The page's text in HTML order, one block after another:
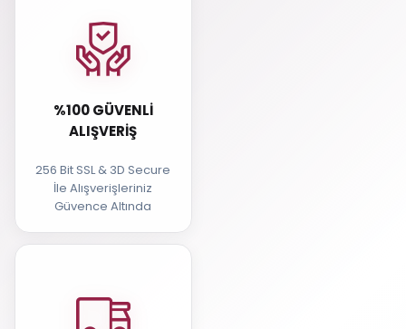
%100 GÜVENLI
ALIŞVERIŞ
256 Bit SSL & 3D Secure
İle Alışverişleriniz
Güvence Altında